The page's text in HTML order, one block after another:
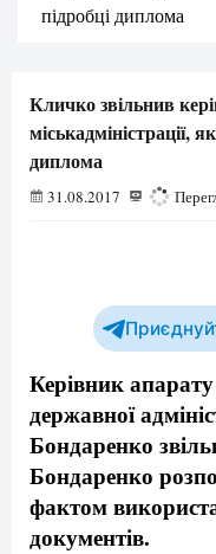
підробці диплома
Кличко звільнив
міськадміністрації,
диплома
31.08.2017 917
Керівник апарату
державної
Бондаренко
Бондаренко
фактом
документів.